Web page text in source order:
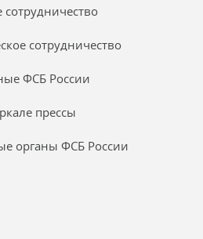
сотрудничество
ФСБ России
прессы
органы ФСБ России